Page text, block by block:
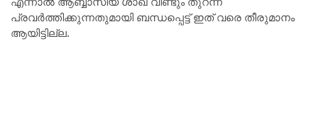
പ്രവർത്തിക്കുന്നതുമായി ബന്ധപ്പെട്ട്‌ ഇത്‌ വരെ തീരുമാനം
ആയിട്ടില്ല.